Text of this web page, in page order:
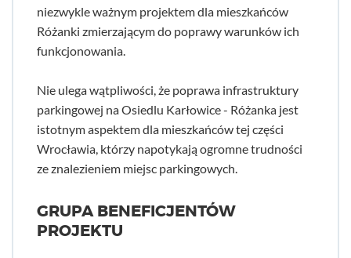
niezwykle ważnym projektem dla mieszkańców
Różanki zmierzającym do poprawy warunków ich
funkcjonowania.
Nie ulega wątpliwości, że poprawa infrastruktury
parkingowej na Osiedlu Karłowice - Różanka jest
istotnym aspektem dla mieszkańców tej części
Wrocławia, którzy napotykają ogromne trudności
ze znalezieniem miejsc parkingowych.
GRUPA BENEFICJENTÓW
PROJEKTU